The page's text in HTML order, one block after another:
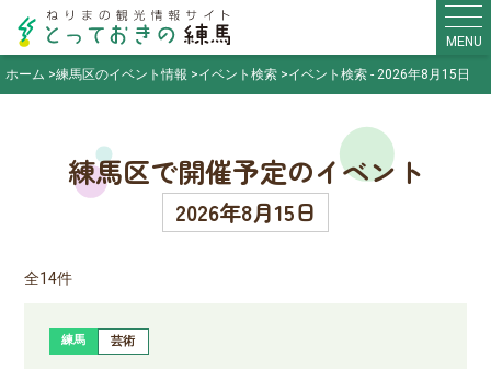
MENU
ホーム
練馬区のイベント情報 イベント検索 イベント検索 - 2026年8月15日
練馬区で開催予定のイベント
2026年8月15日
全14件
練馬 芸術